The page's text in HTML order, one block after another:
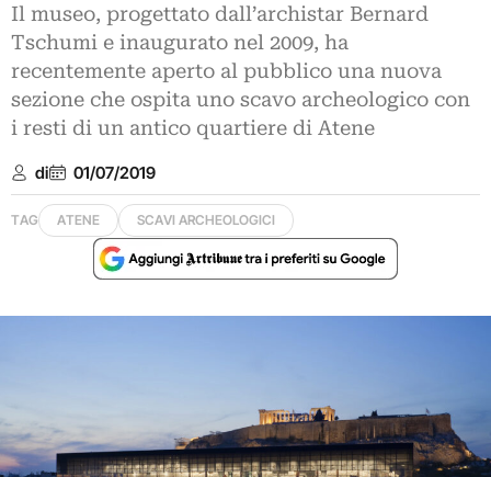
Il museo, progettato dall’archistar Bernard
Tschumi e inaugurato nel 2009, ha
recentemente aperto al pubblico una nuova
sezione che ospita uno scavo archeologico con
i resti di un antico quartiere di Atene
di 01/07/2019
TAG ATENE SCAVI ARCHEOLOGICI